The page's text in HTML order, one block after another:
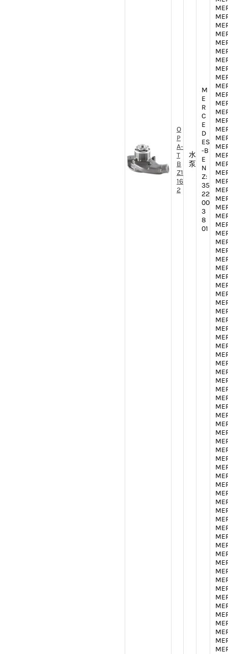
O
P
A-
T
B
Z1
16
2
水
泵
M
E
R
C
E
D
ES
-B
E
N
Z:
35
22
00
3
8
01